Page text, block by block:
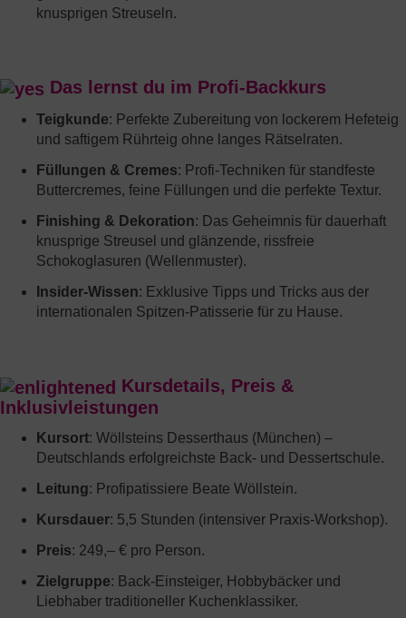
knusprigen Streuseln.
Das lernst du im Profi-Backkurs
Teigkunde: Perfekte Zubereitung von lockerem Hefeteig
und saftigem Rührteig ohne langes Rätselraten.
Füllungen & Cremes: Profi-Techniken für standfeste
Buttercremes, feine Füllungen und die perfekte Textur.
Finishing & Dekoration: Das Geheimnis für dauerhaft
knusprige Streusel und glänzende, rissfreie
Schokoglasuren (Wellenmuster).
Insider-Wissen: Exklusive Tipps und Tricks aus der
internationalen Spitzen-Patisserie für zu Hause.
Kursdetails, Preis &
Inklusivleistungen
Kursort: Wöllsteins Desserthaus (München) –
Deutschlands erfolgreichste Back- und Dessertschule.
Leitung: Profipatissiere Beate Wöllstein.
Kursdauer: 5,5 Stunden (intensiver Praxis-Workshop).
Preis: 249,– € pro Person.
Zielgruppe: Back-Einsteiger, Hobbybäcker und
Liebhaber traditioneller Kuchenklassiker.